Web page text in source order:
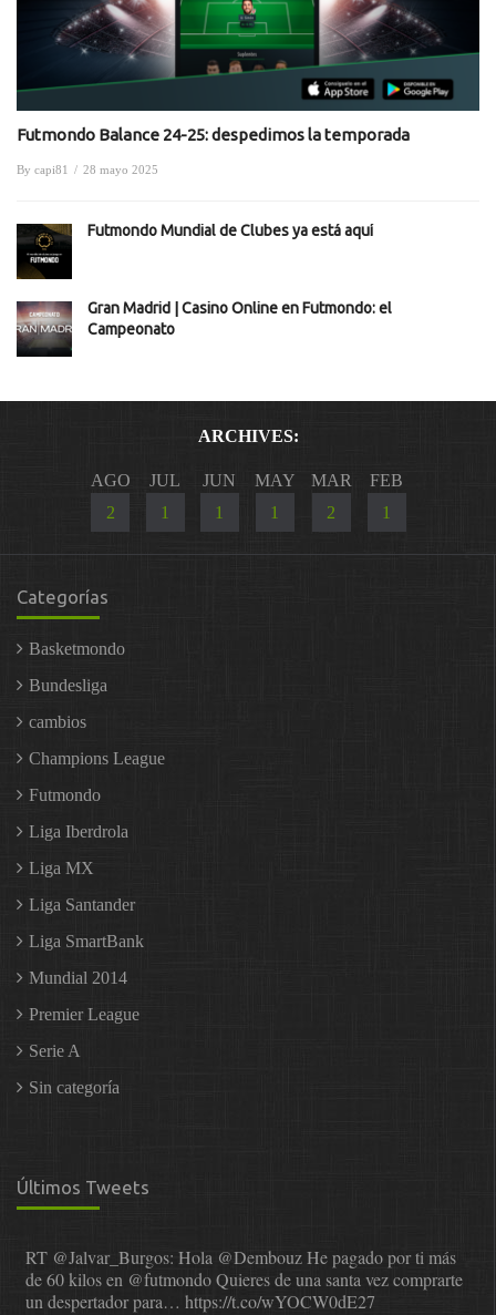
Futmondo Balance 24-25: despedimos la temporada
By capi81 / 28 mayo 2025
Futmondo Mundial de Clubes ya está aquí
Gran Madrid | Casino Online en Futmondo: el
Campeonato
ARCHIVES:
AGO
2
JUL
1
JUN
1
MAY
1
MAR
2
FEB
1
Categorías
Basketmondo
Bundesliga
cambios
Champions League
Futmondo
Liga Iberdrola
Liga MX
Liga Santander
Liga SmartBank
Mundial 2014
Premier League
Serie A
Sin categoría
Últimos Tweets
RT @Jalvar_Burgos: Hola @DembouzHe pagado por ti más
de 60 kilos en @futmondoQuieres de una santa vez comprarte
un despertador para… https://t.co/wYOCW0dE27